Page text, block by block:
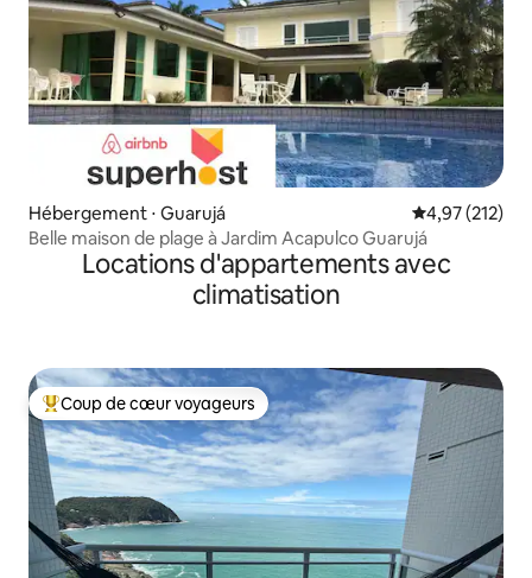
Hébergement ⋅ Guarujá Évaluation
4,97 (212)
Belle maison de plage à Jardim Acapulco Guarujá
Locations d'appartements avec
climatisation
Coups de cœur voyageurs les plus appréciés
Coup de cœur voyageurs